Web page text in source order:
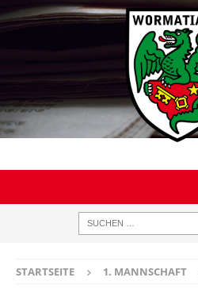
STARTSEITE 1. MANNSCHAFT